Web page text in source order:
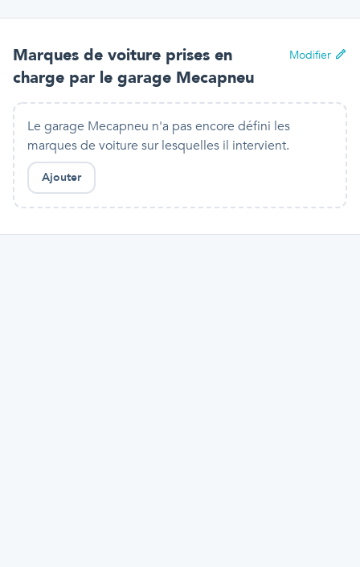
Marques de voiture prises en
charge par le garage Mecapneu
Modifier
Le garage Mecapneu n'a pas encore défini les
marques de voiture sur lesquelles il intervient.
Ajouter